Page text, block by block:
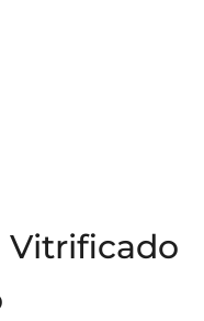
Vitrificado